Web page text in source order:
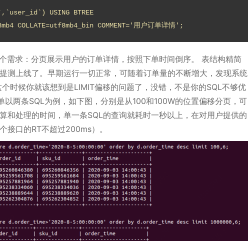
COLLATE=utf8mb4_bin COMMENT='用户订单详情';
需求：分页展示用户的订单详情，按照下单时间倒序。 表结构精简
测上线了。早期运行一切正常，可随着订单量的不断增大，发现系统
时候你就该想到是LIMIT偏移的问题了，没错，不是你的SQL不够优
两条SQL为例，如下图，分别是从100和100W的位置偏移分页，可
和处理的时间，单一条SQL的查询就耗时一秒以上，在对用户提供的
接口的RT不超过200ms）。